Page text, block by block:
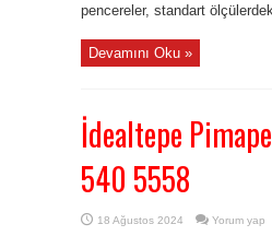
pencereler, standart
Devamını Oku »
İdealtepe
540 5558
18 Ağustos 2024 Yorum yap